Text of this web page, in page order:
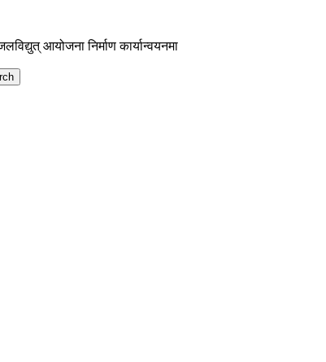
आयोजना निर्माण कार्यान्वयनमा